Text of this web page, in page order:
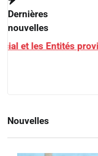
Dernières
nouvelles
RDC : Un bureau
Avis d’appel
PROADER :
Nouvelles